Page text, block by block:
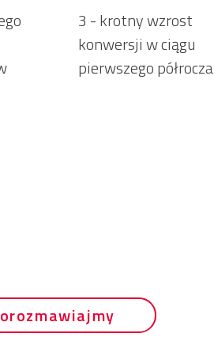
3 - krotny wzrost
konwersji w ciągu
pierwszego półrocza